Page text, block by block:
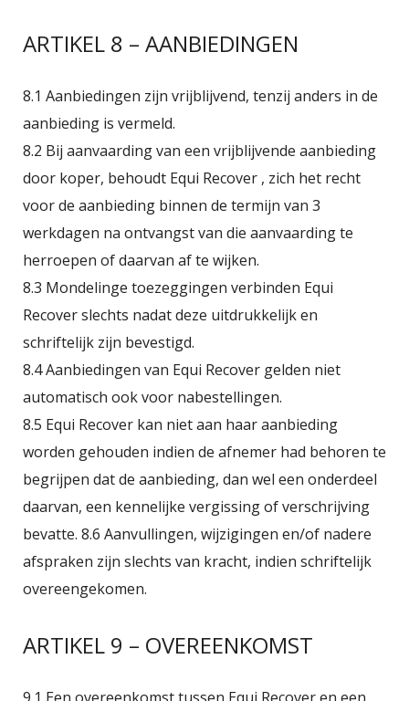
ARTIKEL 8 – AANBIEDINGEN
8.1 Aanbiedingen zijn vrijblijvend, tenzij anders in de
aanbieding is vermeld.
8.2 Bij aanvaarding van een vrijblijvende aanbieding
door koper, behoudt Equi Recover , zich het recht
voor de aanbieding binnen de termijn van 3
werkdagen na ontvangst van die aanvaarding te
herroepen of daarvan af te wijken.
8.3 Mondelinge toezeggingen verbinden Equi
Recover slechts nadat deze uitdrukkelijk en
schriftelijk zijn bevestigd.
8.4 Aanbiedingen van Equi Recover gelden niet
automatisch ook voor nabestellingen.
8.5 Equi Recover kan niet aan haar aanbieding
worden gehouden indien de afnemer had behoren te
begrijpen dat de aanbieding, dan wel een onderdeel
daarvan, een kennelijke vergissing of verschrijving
bevatte. 8.6 Aanvullingen, wijzigingen en/of nadere
afspraken zijn slechts van kracht, indien schriftelijk
overeengekomen.
ARTIKEL 9 – OVEREENKOMST